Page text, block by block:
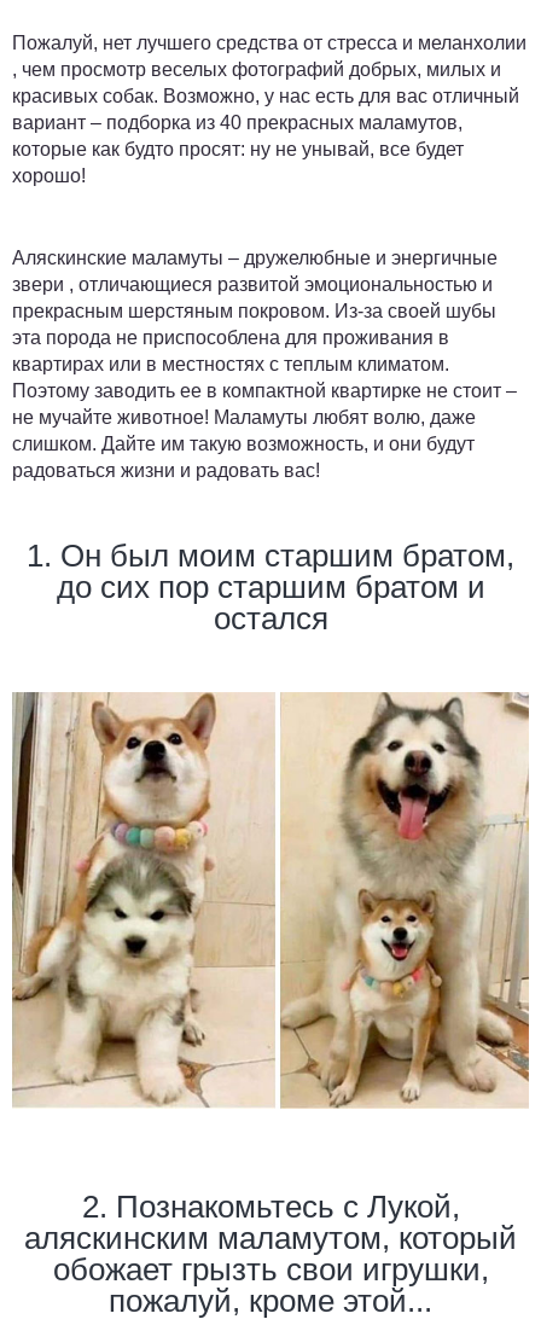
Пожалуй, нет лучшего средства от стресса и меланхолии
, чем просмотр веселых фотографий добрых, милых и
красивых собак. Возможно, у нас есть для вас отличный
вариант – подборка из 40 прекрасных маламутов,
которые как будто просят: ну не унывай, все будет
хорошо!
Аляскинские маламуты – дружелюбные и энергичные
звери , отличающиеся развитой эмоциональностью и
прекрасным шерстяным покровом. Из-за своей шубы
эта порода не приспособлена для проживания в
квартирах или в местностях с теплым климатом.
Поэтому заводить ее в компактной квартирке не стоит –
не мучайте животное! Маламуты любят волю, даже
слишком. Дайте им такую возможность, и они будут
радоваться жизни и радовать вас!
1. Он был моим старшим братом,
до сих пор старшим братом и
остался
2. Познакомьтесь с Лукой,
аляскинским маламутом, который
обожает грызть свои игрушки,
пожалуй, кроме этой...